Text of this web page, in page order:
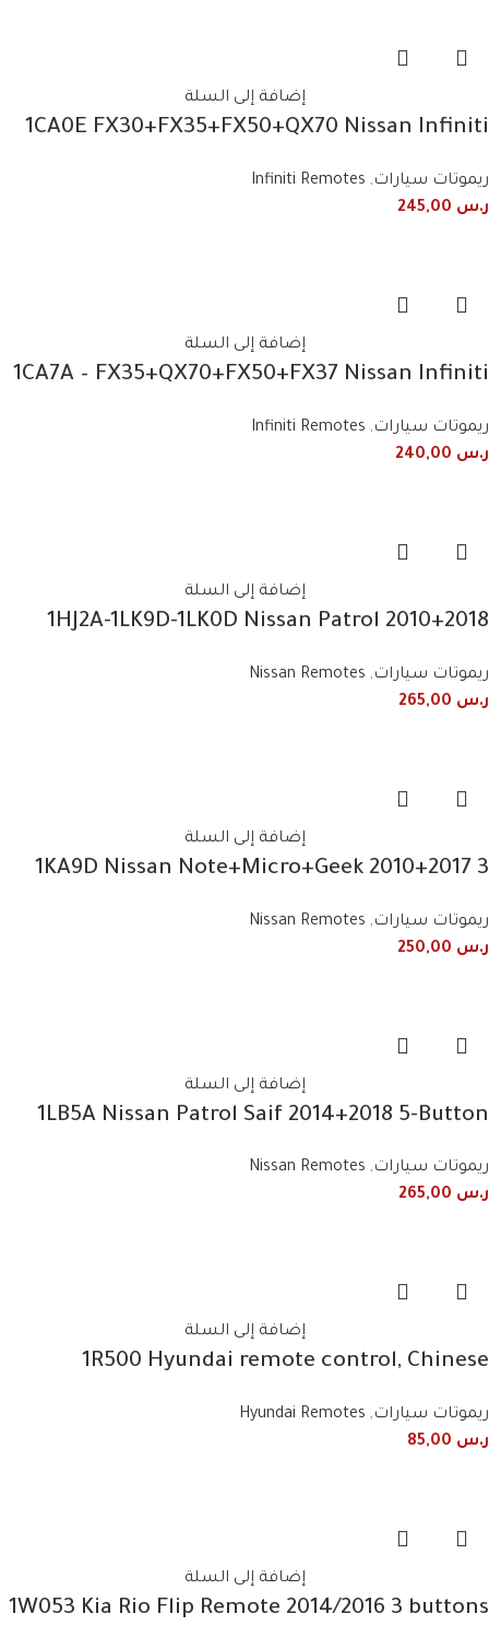
إضافة إلى السلة
1CA0E FX30+FX35+FX50+QX70 Nissan Infiniti
ريموتات سيارات,
Infiniti Remotes
ر.س
إضافة إلى السلة
1CA7A – FX35+QX70+FX50+FX37 Nissan Infiniti
ريموتات سيارات,
Infiniti Remotes
ر.س
إضافة إلى السلة
1HJ2A-1LK9D-1LK0D Nissan Patrol 2010+2018
ريموتات سيارات,
Nissan Remotes
ر.س
إضافة إلى السلة
1KA9D Nissan Note+Micro+Geek 2010+2017 3
ريموتات سيارات,
Nissan Remotes
ر.س
إضافة إلى السلة
1LB5A Nissan Patrol Saif 2014+2018 5-Button
ريموتات سيارات,
Nissan Remotes
ر.س
إضافة إلى السلة
1R500 Hyundai remote control, Chinese
ريموتات سيارات,
Hyundai Remotes
ر.س
إضافة إلى السلة
1W053 Kia Rio Flip Remote 2014/2016 3 buttons